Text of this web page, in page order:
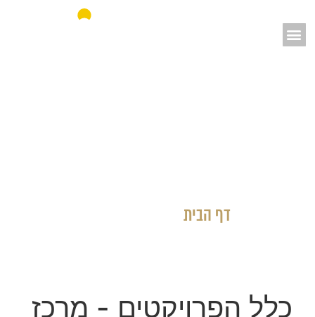
דף הבית
כלל הפרויקטים - מרכז